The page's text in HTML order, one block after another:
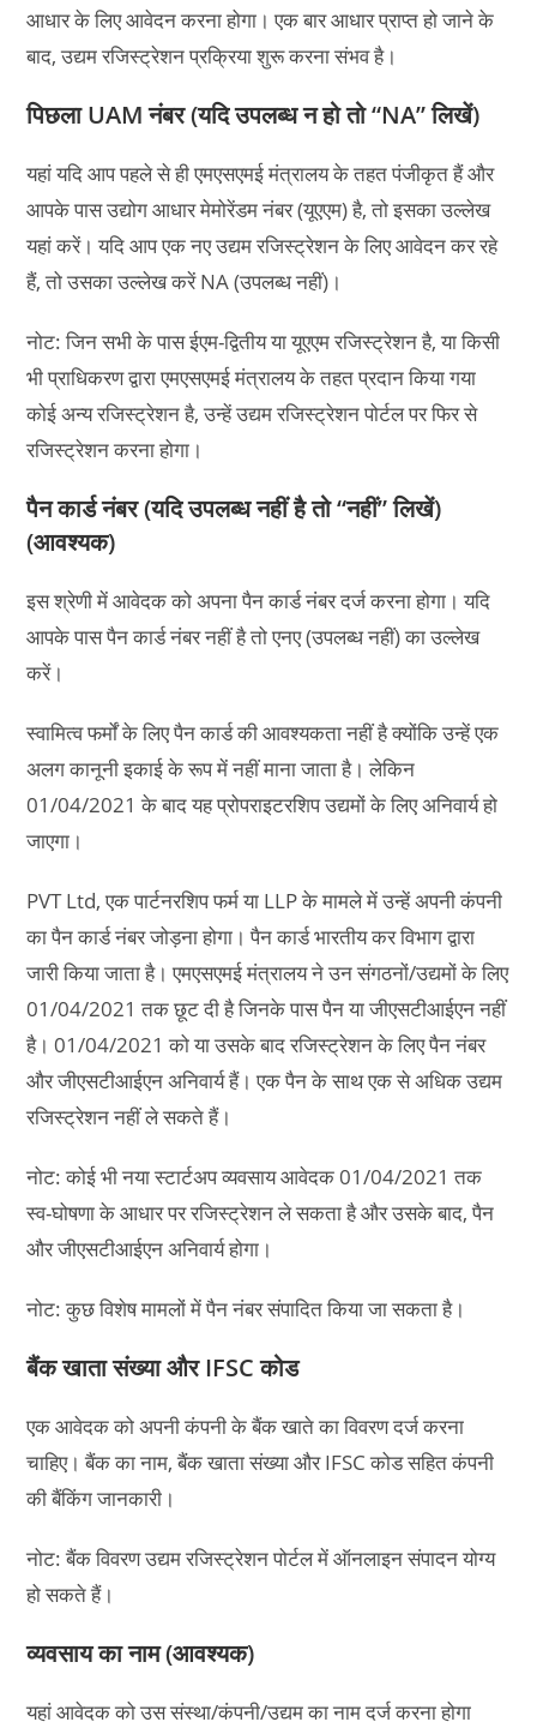
आधार के लिए आवेदन करना होगा। एक बार आधार प्राप्त हो जाने के
बाद, उद्यम रजिस्ट्रेशन प्रक्रिया शुरू करना संभव है।
पिछला UAM नंबर (यदि उपलब्ध न हो तो “NA” लिखें)
यहां यदि आप पहले से ही एमएसएमई मंत्रालय के तहत पंजीकृत हैं और
आपके पास उद्योग आधार मेमोरेंडम नंबर (यूएएम) है, तो इसका उल्लेख
यहां करें। यदि आप एक नए उद्यम रजिस्ट्रेशन के लिए आवेदन कर रहे
हैं, तो उसका उल्लेख करें NA (उपलब्ध नहीं)।
नोट: जिन सभी के पास ईएम-द्वितीय या यूएएम रजिस्ट्रेशन है, या किसी
भी प्राधिकरण द्वारा एमएसएमई मंत्रालय के तहत प्रदान किया गया
कोई अन्य रजिस्ट्रेशन है, उन्हें उद्यम रजिस्ट्रेशन पोर्टल पर फिर से
रजिस्ट्रेशन करना होगा।
पैन कार्ड नंबर (यदि उपलब्ध नहीं है तो “नहीं” लिखें)
(आवश्यक)
इस श्रेणी में आवेदक को अपना पैन कार्ड नंबर दर्ज करना होगा। यदि
आपके पास पैन कार्ड नंबर नहीं है तो एनए (उपलब्ध नहीं) का उल्लेख
करें।
स्वामित्व फर्मों के लिए पैन कार्ड की आवश्यकता नहीं है क्योंकि उन्हें एक
अलग कानूनी इकाई के रूप में नहीं माना जाता है। लेकिन
01/04/2021 के बाद यह प्रोपराइटरशिप उद्यमों के लिए अनिवार्य हो
जाएगा।
PVT Ltd, एक पार्टनरशिप फर्म या LLP के मामले में उन्हें अपनी कंपनी
का पैन कार्ड नंबर जोड़ना होगा। पैन कार्ड भारतीय कर विभाग द्वारा
जारी किया जाता है। एमएसएमई मंत्रालय ने उन संगठनों/उद्यमों के लिए
01/04/2021 तक छूट दी है जिनके पास पैन या जीएसटीआईएन नहीं
है। 01/04/2021 को या उसके बाद रजिस्ट्रेशन के लिए पैन नंबर
और जीएसटीआईएन अनिवार्य हैं। एक पैन के साथ एक से अधिक उद्यम
रजिस्ट्रेशन नहीं ले सकते हैं।
नोट: कोई भी नया स्टार्टअप व्यवसाय आवेदक 01/04/2021 तक
स्व-घोषणा के आधार पर रजिस्ट्रेशन ले सकता है और उसके बाद, पैन
और जीएसटीआईएन अनिवार्य होगा।
नोट: कुछ विशेष मामलों में पैन नंबर संपादित किया जा सकता है।
बैंक खाता संख्या और IFSC कोड
एक आवेदक को अपनी कंपनी के बैंक खाते का विवरण दर्ज करना
चाहिए। बैंक का नाम, बैंक खाता संख्या और IFSC कोड सहित कंपनी
की बैंकिंग जानकारी।
नोट: बैंक विवरण उद्यम रजिस्ट्रेशन पोर्टल में ऑनलाइन संपादन योग्य
हो सकते हैं।
व्यवसाय का नाम (आवश्यक)
यहां आवेदक को उस संस्था/कंपनी/उद्यम का नाम दर्ज करना होगा